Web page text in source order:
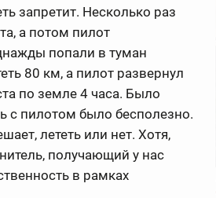
запретит. Несколько раз
а потом пилот
попали в туман
80 км, а пилот развернул
по земле 4 часа. Было
с пилотом было бесполезно.
лететь или нет. Хотя,
получающий у нас
в рамках